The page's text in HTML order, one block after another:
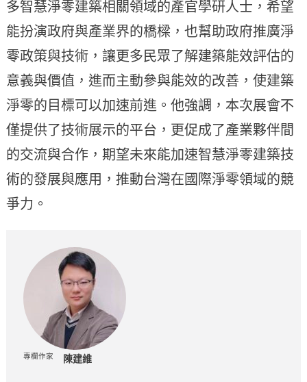
多智慧淨零建築相關領域的產官學研人士，希望
能扮演政府與產業界的橋樑，也幫助政府推廣淨
零政策與技術，讓更多民眾了解建築能效評估的
意義與價值，進而主動參與能效的改善，使建築
淨零的目標可以加速前進。他強調，本次展會不
僅提供了技術展示的平台，更促成了產業夥伴間
的交流與合作，期望未來能加速智慧淨零建築技
術的發展與應用，推動台灣在國際淨零領域的競
爭力。
專欄作家 陳建維